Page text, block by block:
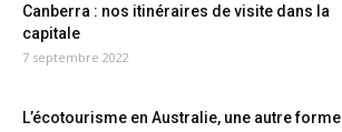
Canberra : nos itinéraires de visite dans la
capitale
7 septembre 2022
L’écotourisme en Australie, une autre forme